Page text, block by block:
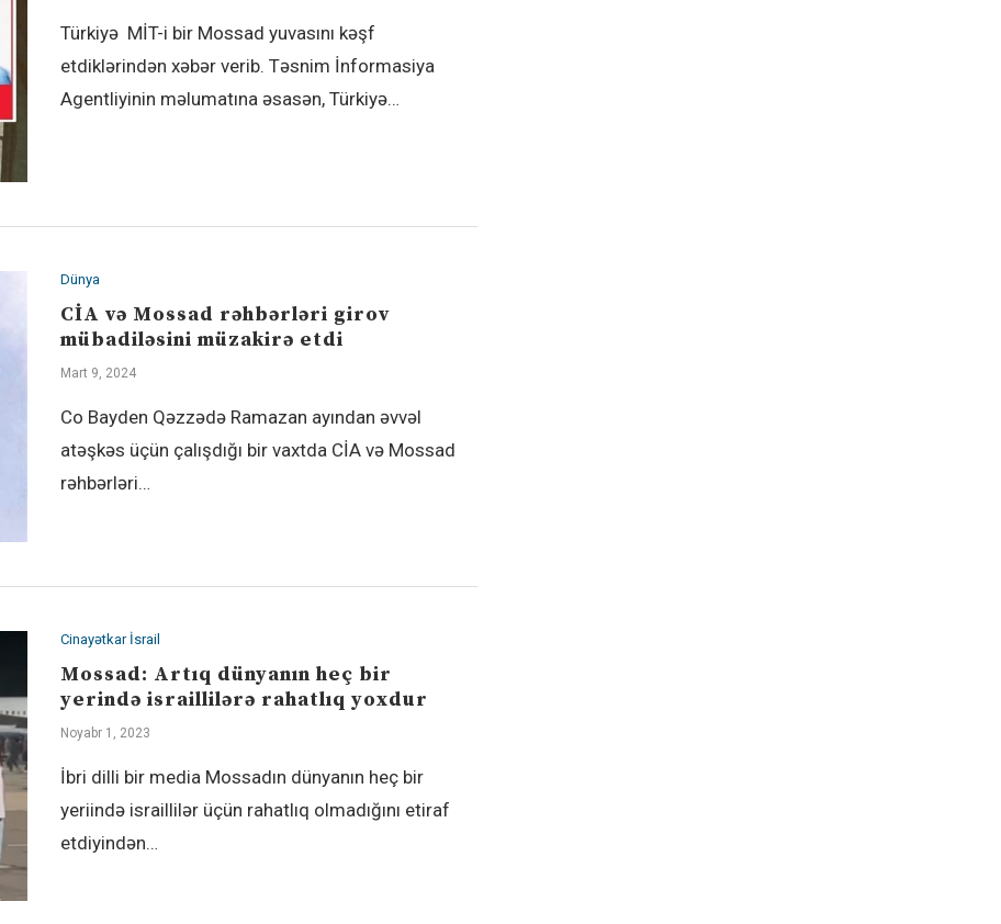
Türkiyə MİT-i bir Mossad yuvasını kəşf
etdiklərindən xəbər verib. Təsnim İnformasiya
Agentliyinin məlumatına əsasən, Türkiyə…
Dünya
CİA və Mossad rəhbərləri girov
mübadiləsini müzakirə etdi
Mart 9, 2024
Co Bayden Qəzzədə Ramazan ayından əvvəl
atəşkəs üçün çalışdığı bir vaxtda CİA və Mossad
rəhbərləri…
Cinayətkar İsrail
Mossad: Artıq dünyanın heç bir
yerində israillilərə rahatlıq yoxdur
Noyabr 1, 2023
İbri dilli bir media Mossadın dünyanın heç bir
yeriində israillilər üçün rahatlıq olmadığını etiraf
etdiyindən…